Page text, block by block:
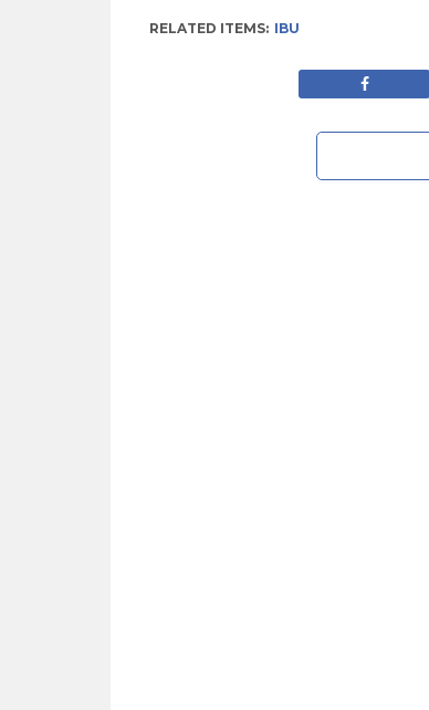
RELATED ITEMS: IBU